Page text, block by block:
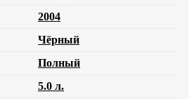
2004
Чёрный
Полный
5.0 л.